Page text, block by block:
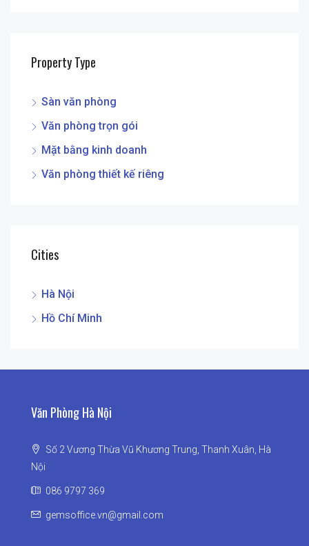
Property Type
Sàn văn phòng
Văn phòng trọn gói
Mặt bằng kinh doanh
Văn phòng thiết kế riêng
Cities
Hà Nội
Hồ Chí Minh
Văn Phòng Hà Nội
Số 2 Vương Thừa Vũ Khương Trung, Thanh Xuân, Hà
Nội
086 9797 369
gemsoffice.vn@gmail.com